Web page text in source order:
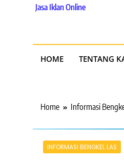
Jasa Iklan Online
HOME TENTANG
Home Informasi
INFORMASI BENGKEL LAS